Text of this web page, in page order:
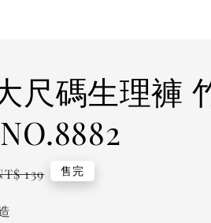
尺碼生理褲
139 售完